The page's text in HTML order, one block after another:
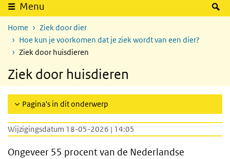
Menu
Home
Ziek door dier
Hoe kun je voorkomen dat je ziek wordt van een dier?
Ziek door huisdieren
Ziek door huisdieren
Pagina's in dit onderwerp
Wijzigingsdatum 18-05-2026 | 14:05
Ongeveer 55 procent van de Nederlandse